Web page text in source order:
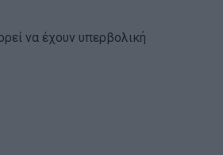
να έχουν υπερβολική